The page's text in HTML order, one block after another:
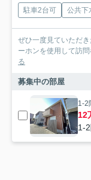
駐車2台可 公共下
ぜひ一度見ていただ
ーホンを使用して訪
る
募集中の部屋
1-2
12
1-